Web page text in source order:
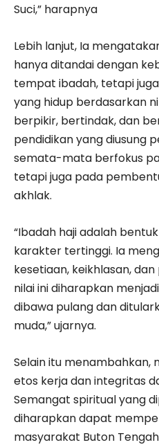
Suci,” harapnya
Lebih lanjut, Ia
hanya ditandai dengan
tempat ibadah, tetapi
yang hidup berdasarkan
berpikir, bertindak, dan
pendidikan yang diusung
semata-mata berfokus
tetapi juga pada
akhlak.
“Ibadah haji adalah
karakter tertinggi. Ia
kesetiaan, keikhlasan,
nilai ini diharapkan
dibawa pulang dan
muda,” ujarnya.
Selain itu menambahkan,
etos kerja dan integritas
Semangat spiritual yang
diharapkan dapat
masyarakat Buton